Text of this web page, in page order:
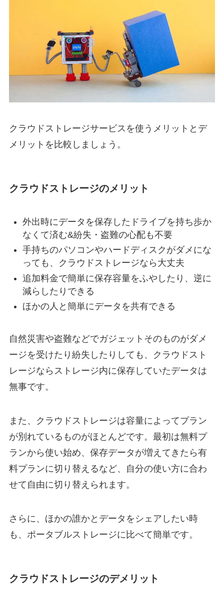
クラウドストレージサービスを使うメリットとデ
メリットを比較しましょう。
クラウドストレージのメリット
外出時にデータを保存したドライブを持ち歩か
なくて済む&紛失・盗難の心配も不要
手持ちのパソコンやハードディスクがダメにな
っても、クラウドストレージなら大丈夫
追加料金で簡単に保存容量をふやしたり、逆に
減らしたりできる
ほかの人と簡単にデータを共有できる
自然災害や盗難などでガジェットそのものがダメ
ージを受けたり紛失したりしても、クラウドスト
レージならストレージ内に保存していたデータは
無事です。
また、クラウドストレージは容量によってプラン
が別れているものがほとんどです。最初は無料プ
ランから使い始め、保存データが増えてきたら有
料プランに切り替えるなど、自分の使い方に合わ
せて自由に切り替えられます。
さらに、ほかの誰かとデータをシェアしたい時
も、ポータブルストレージに比べて簡単です。
クラウドストレージのデメリット